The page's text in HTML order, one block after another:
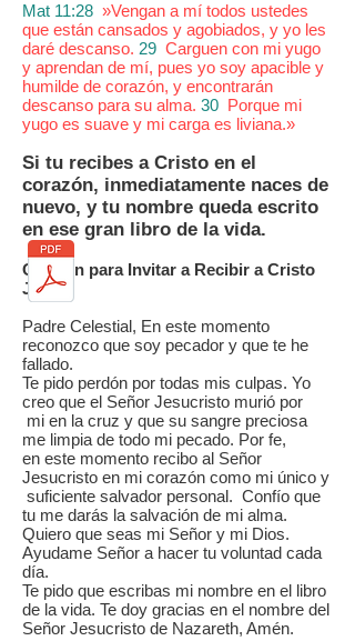
Mat 11:28 »Vengan a mí todos ustedes
que están cansados y agobiados, y yo les
daré descanso. 29 Carguen con mi yugo
y aprendan de mí, pues yo soy apacible y
humilde de corazón, y encontrarán
descanso para su alma. 30 Porque mi
yugo es suave y mi carga es liviana.»
Si tu recibes a Cristo en el
corazón, inmediatamente naces de
nuevo, y tu nombre queda escrito
en ese gran libro de la vida.
Oración para Invitar a Recibir a Cristo
Jesús:
Padre Celestial, En este momento
reconozco que soy pecador y que te he
fallado.
Te pido perdón por todas mis culpas. Yo
creo que el Señor Jesucristo murió por
mi en la cruz y que su sangre preciosa
me limpia de todo mi pecado. Por fe,
en este momento recibo al Señor
Jesucristo en mi corazón como mi único y
suficiente salvador personal. Confío que
tu me darás la salvación de mi alma.
Quiero que seas mi Señor y mi Dios.
Ayudame Señor a hacer tu voluntad cada
día.
Te pido que escribas mi nombre en el libro
de la vida. Te doy gracias en el nombre del
Señor Jesucristo de Nazareth, Amén.